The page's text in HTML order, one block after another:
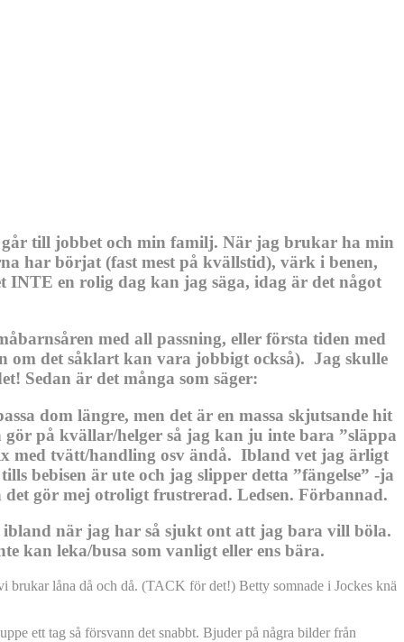
till jobbet och min familj. När jag brukar ha min
har börjat (fast mest på kvällstid), värk i benen,
en rolig dag kan jag säga, idag är det något
med all passning, eller första tiden med
om det såklart kan vara jobbigt också). Jag skulle
Sedan är det många som säger:
dom längre, men det är en massa skjutsande hit
på kvällar/helger så jag kan ju inte bara ”släppa
med tvätt/handling osv ändå. Ibland vet jag ärligt
bebisen är ute och jag slipper detta ”fängelse” -ja
gör mej otroligt frustrerad. Ledsen. Förbannad.
när jag har så sjukt ont att jag bara vill böla.
kan leka/busa som vanligt eller ens bära.
brukar låna då och då. (TACK för det!) Betty somnade i Jockes knä
ett tag så försvann det snabbt. Bjuder på några bilder från